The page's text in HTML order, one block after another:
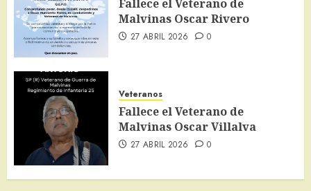
Fallece el Veterano de
Malvinas Oscar Rivero
27 ABRIL 2026 0
Veteranos
Fallece el Veterano de
Malvinas Oscar Villalva
27 ABRIL 2026 0